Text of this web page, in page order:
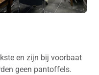
en zijn bij voorbaat
geen pantoffels.